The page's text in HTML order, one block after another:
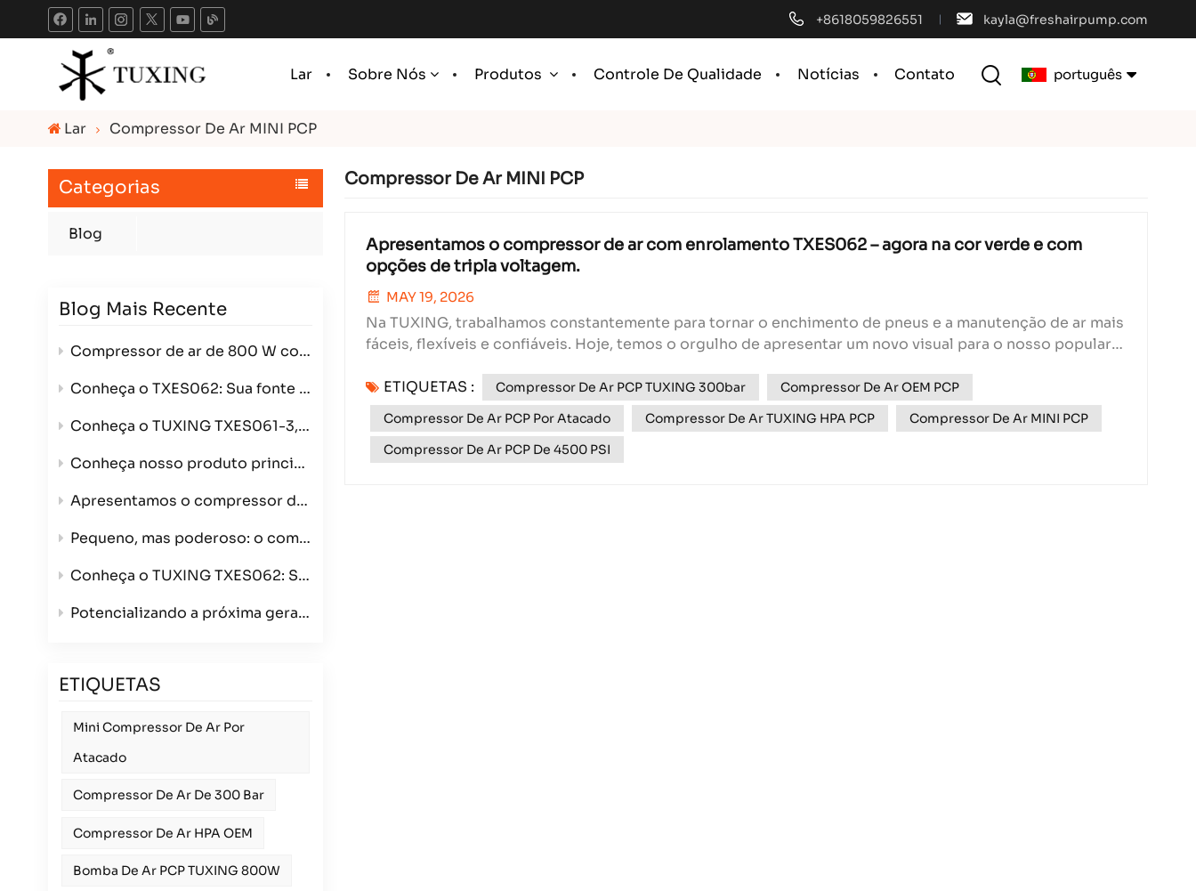
+8618059826551 kayla@freshairpump.com
Lar Sobre Nós Produtos Controle De Qualidade Notícias Contato português
中文
Lar Compressor De Ar MINI PCP
Categorias
Blog
Blog Mais Recente
Compressor de ar de 800 W com dois cilindros: Potência, eficiência e versatilidade em um único pacote compacto.
Conheça o TXES062: Sua fonte de alimentação de alta pressão de 12V.
Conheça o TUXING TXES061-3, seu compressor de ar de alta pressão ultraportátil de 4500 PSI.
Conheça nosso produto principal: o compressor de ar de 4 cilindros que redefine velocidade e qualidade de construção.
Apresentamos o compressor de ar com enrolamento TXES062 – agora na cor verde e com opções de tripla voltagem.
Pequeno, mas poderoso: o compressor de ar portátil TXES061-3.
Conheça o TUXING TXES062: Seu compressor de ar portátil definitivo de 300 bar para todas as suas aventuras.
Potencializando a próxima geração de esportes com carabina de ar comprimido: Apresentando o compressor TUXING TXES062 de 12V para atacadistas
ETIQUETAS
Mini Compressor De Ar Por
Atacado
Compressor De Ar De 300 Bar
Compressor De Ar HPA OEM
Bomba De Ar PCP TUXING 800W
Compressor De Ar MINI PCP
Apresentamos o compressor de ar com enrolamento TXES062 – agora na cor verde e com
opções de tripla voltagem.
MAY 19, 2026
Na TUXING, trabalhamos constantemente para tornar o enchimento de pneus e a manutenção de ar mais
fáceis, flexíveis e confiáveis. Hoje, temos o orgulho de apresentar um novo visual para o nosso popular
rob...ETIQUETAS : Compressor De Ar PCP TUXING 300bar
Compressor De Ar OEM PCP
Compressor De Ar PCP Por Atacado
Compressor De Ar TUXING HPA PCP
Compressor De Ar MINI PCP
Compressor De Ar PCP De 4500 PSI